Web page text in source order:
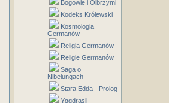
Bogowie i Olbrzymi
Kodeks Królewski
Kosmologia
Germanów
Religia Germanów
Religie Germanów
Saga o
Nibelungach
Stara Edda - Prolog
Yggdrasil